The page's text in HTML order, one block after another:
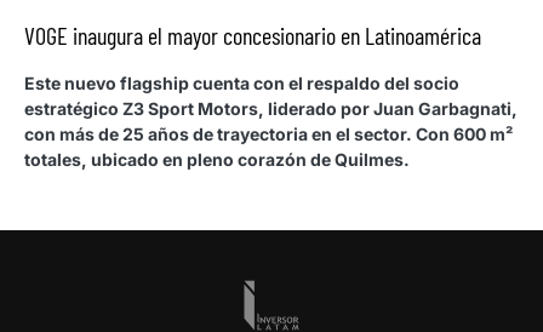
VOGE inaugura el mayor concesionario en Latinoamérica
Este nuevo flagship cuenta con el respaldo del socio
estratégico Z3 Sport Motors, liderado por Juan Garbagnati,
con más de 25 años de trayectoria en el sector. Con 600 m²
totales, ubicado en pleno corazón de Quilmes.